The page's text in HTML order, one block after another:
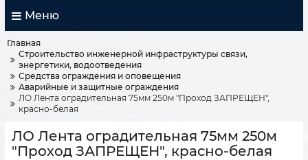
Меню
Главная
Строительство инженерной инфраструктуры связи,
энергетики, водоотведения
Средства ограждения и оповещения
Аварийные и защитные ограждения
ЛО Лента оградительная 75мм 250м "Проход ЗАПРЕЩЕН",
красно-белая
ЛО Лента оградительная 75мм 250м
"Проход ЗАПРЕЩЕН", красно-белая